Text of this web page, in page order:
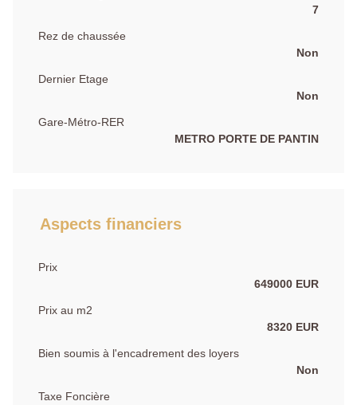
7
Rez de chaussée
Non
Dernier Etage
Non
Gare-Métro-RER
METRO PORTE DE PANTIN
Aspects financiers
Prix
649000 EUR
Prix au m2
8320 EUR
Bien soumis à l'encadrement des loyers
Non
Taxe Foncière